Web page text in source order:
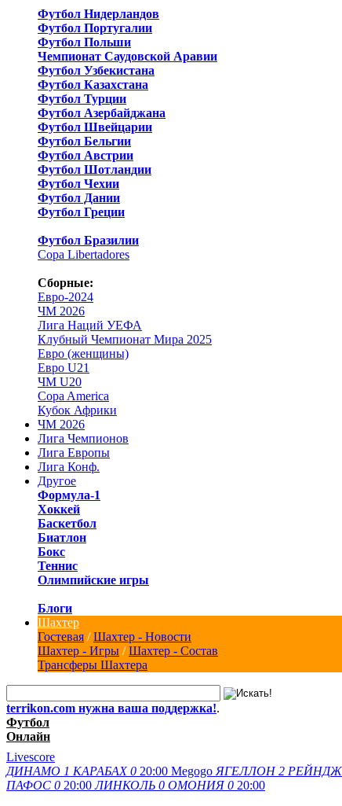
Футбол Нидерландов
Футбол Португалии
Футбол Польши
Чемпионат Саудовской Аравии
Футбол Узбекистана
Футбол Казахстана
Футбол Турции
Футбол Азербайджана
Футбол Швейцарии
Футбол Бельгии
Футбол Австрии
Футбол Шотландии
Футбол Чехии
Футбол Дании
Футбол Греции
Футбол Бразилии
Copa Libertadores
Сборные:
Евро-2024
ЧМ 2026
Лига Наций УЕФА
Клубный Чемпионат Мира 2025
Евро (женщины)
Евро U21
ЧМ U20
Copa America
Кубок Африки
ЧМ 2026
Лига Чемпионов
Лига Европы
Лига Конф.
Другое
Формула-1
Хоккей
Баскетбол
Биатлон
Бокс
Теннис
Олимпийские игры
Блоги
Шахтер
Гостевая /Шахтер - Новости
Шахтер - Игры /Шахтер - Состав
Трансферы Шахтера
terrikon.com нужна ваша поддержка!.
Футбол
Онлайн
Livescore
ДИНАМО 1 КАРАБАХ 0 20:00 Megogo ЯГЕЛЛОН 2
ПАФОС 0 20:00 ЛИНКОЛЬ 0 ОМОНИЯ 0 20:00